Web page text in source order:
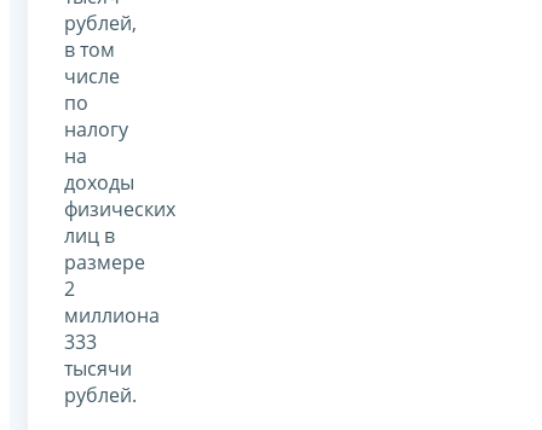
рублей,
в том
числе
по
налогу
на
доходы
физических
лиц в
размере
2
миллиона
333
тысячи
рублей.